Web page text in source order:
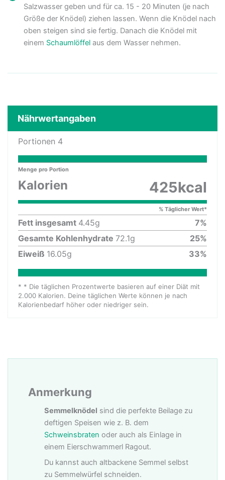
Salzwasser geben und für ca. 15 - 20 Minuten (je nach
Größe der Knödel) ziehen lassen. Wenn die Knödel nach
oben steigen sind sie fertig. Danach die Knödel mit
einem Schaumlöffel aus dem Wasser nehmen.
Nährwertangaben
Portionen 4
Menge pro Portion
Kalorien 425kcal
% Täglicher Wert*
Fett insgesamt 4.45g 7%
Gesamte Kohlenhydrate 72.1g 25%
Eiweiß 16.05g 33%
* * Die täglichen Prozentwerte basieren auf einer Diät mit
2.000 Kalorien. Deine täglichen Werte können je nach
Kalorienbedarf höher oder niedriger sein.
Anmerkung
Semmelknödel sind die perfekte Beilage zu
deftigen Speisen wie z. B. dem
Schweinsbraten oder auch als Einlage in
einem Eierschwammerl Ragout.
Du kannst auch altbackene Semmel selbst
zu Semmelwürfel schneiden.